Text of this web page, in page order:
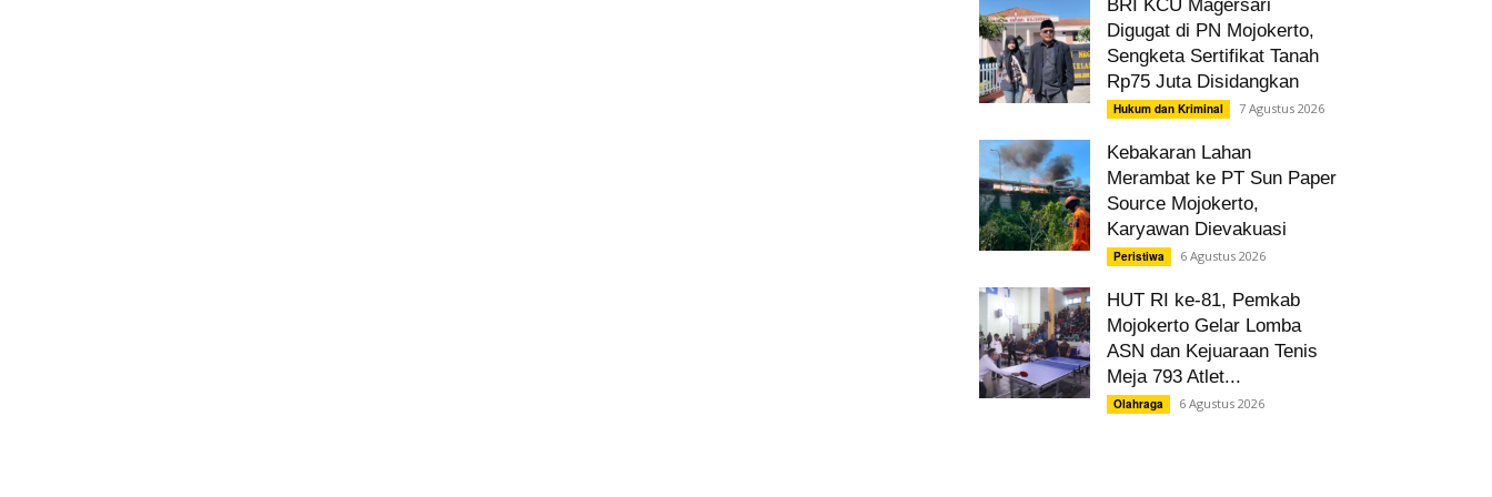
BRI KCU Magersari
Digugat di PN Mojokerto,
Sengketa Sertifikat Tanah
Rp75 Juta Disidangkan
Hukum dan Kriminal 7 Agustus 2026
Kebakaran Lahan
Merambat ke PT Sun Paper
Source Mojokerto,
Karyawan Dievakuasi
Peristiwa 6 Agustus 2026
HUT RI ke-81, Pemkab
Mojokerto Gelar Lomba
ASN dan Kejuaraan Tenis
Meja 793 Atlet...
Olahraga 6 Agustus 2026